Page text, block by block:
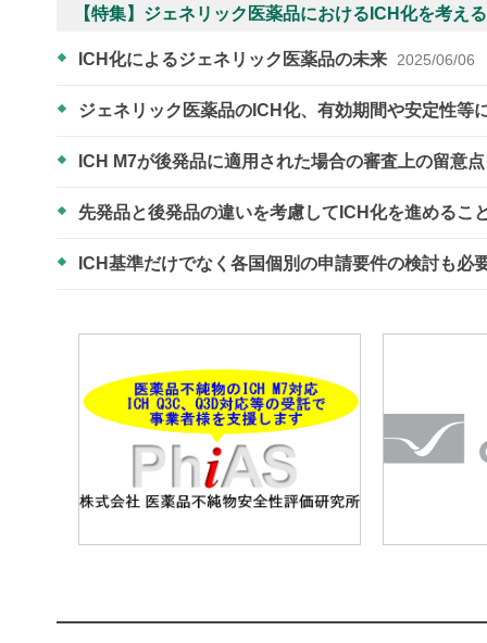
【特集】ジェネリック医薬品におけるICH化を考え
ICH化によるジェネリック医薬品の未来 2025/06/06
ジェネリック医薬品のICH化、有効期間や安定性等
ICH M7が後発品に適用された場合の審査上の留意
先発品と後発品の違いを考慮してICH化を進めるこ
ICH基準だけでなく各国個別の申請要件の検討も必